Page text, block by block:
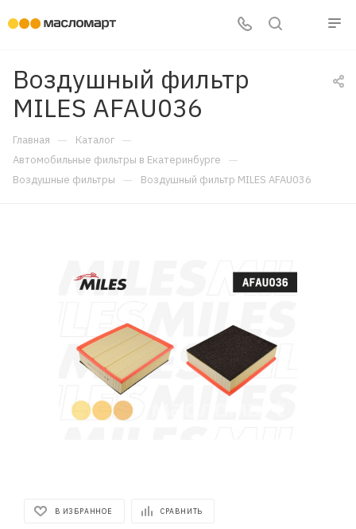
Воздушный фильтр
MILES AFAU036
Главная — Каталог —
Автомобильные фильтры в Екатеринбурге —
Воздушные фильтры — Воздушный фильтр MILES AFAU036
В ИЗБРАННОЕ СРАВНИТЬ